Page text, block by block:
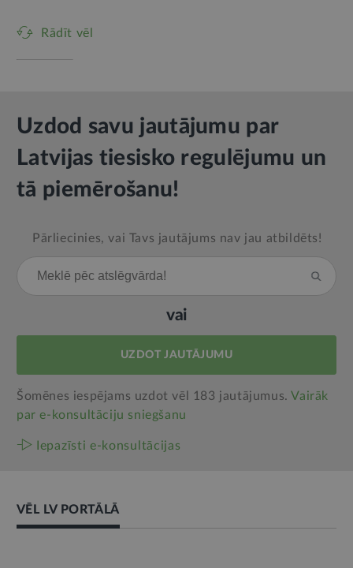
Rādīt vēl
Uzdod savu jautājumu par
Latvijas tiesisko regulējumu un
tā piemērošanu!
Pārliecinies, vai Tavs jautājums nav jau atbildēts!
vai
UZDOT JAUTĀJUMU
Šomēnes iespējams uzdot vēl 183 jautājumus.Vairāk
par e‑konsultāciju sniegšanu
Iepazīsti e-konsultācijas
VĒL LV PORTĀLĀ
AMATPERSONAS RUNA